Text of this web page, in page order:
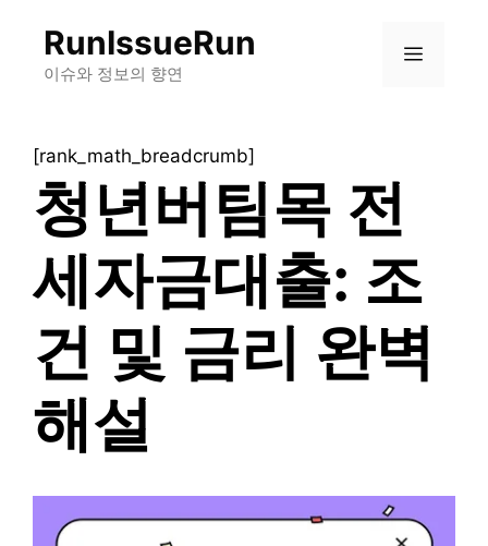
RunIssueRun
이슈와 정보의 향연
메
[rank_math_breadcrumb]
청년버팀목 전
세자금대출: 조
건 및 금리 완벽
해설